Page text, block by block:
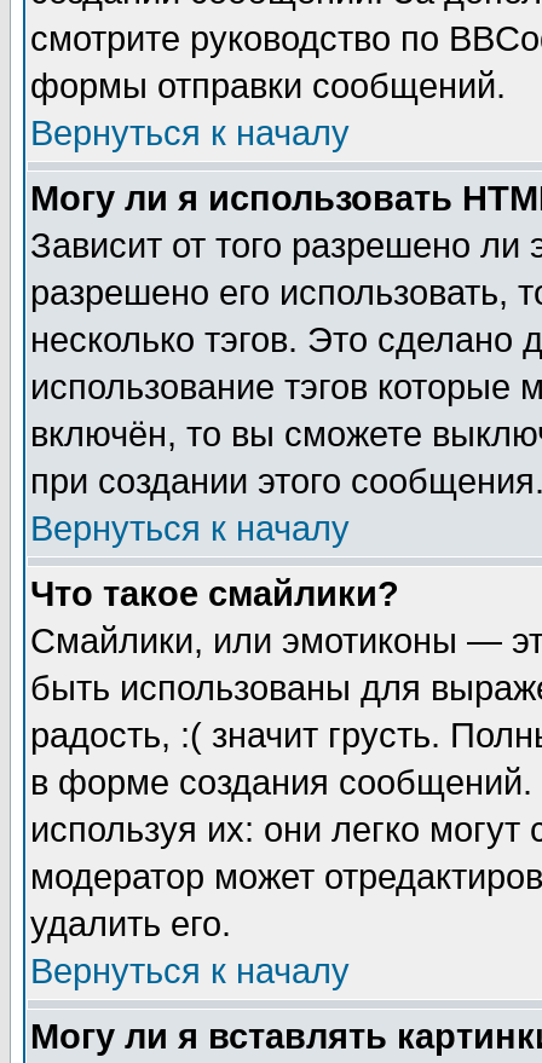
смотрите руководство по
формы отправки сообщений.
Вернуться к началу
Могу ли я использовать
Зависит от того разрешено
разрешено его использовать,
несколько тэгов. Это сделано
использование тэгов
включён, то вы сможете
при создании этого
Вернуться к началу
Что такое смайлики?
Смайлики, или эмотиконы —
быть использованы для
радость, :( значит грусть.
в форме создания сообщений.
используя их: они легко
модератор может
удалить его.
Вернуться к началу
Могу ли я вставлять